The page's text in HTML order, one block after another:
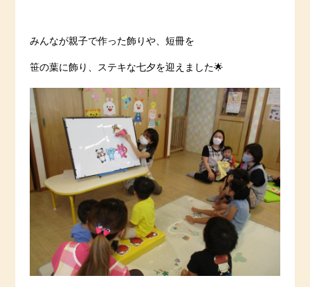
みんなが親子で作った飾りや、短冊を
笹の葉に飾り、ステキな七夕を迎えました🌟